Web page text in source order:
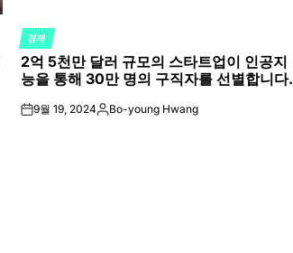
POSTED
IN
경제
2억 5천만 달러 규모의 스타트업이 인공지
능을 통해 30만 명의 구직자를 선별합니다.
on9월 19, 2024Posted
Bo-young Hwang